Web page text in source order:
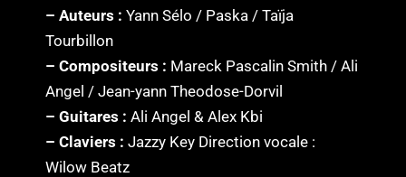
– Auteurs : Yann Sélo / Paska / Taïja
Tourbillon
– Compositeurs : Mareck Pascalin Smith / Ali
Angel / Jean-yann Theodose-Dorvil
– Guitares : Ali Angel & Alex Kbi
– Claviers : Jazzy Key Direction vocale :
Wilow Beatz